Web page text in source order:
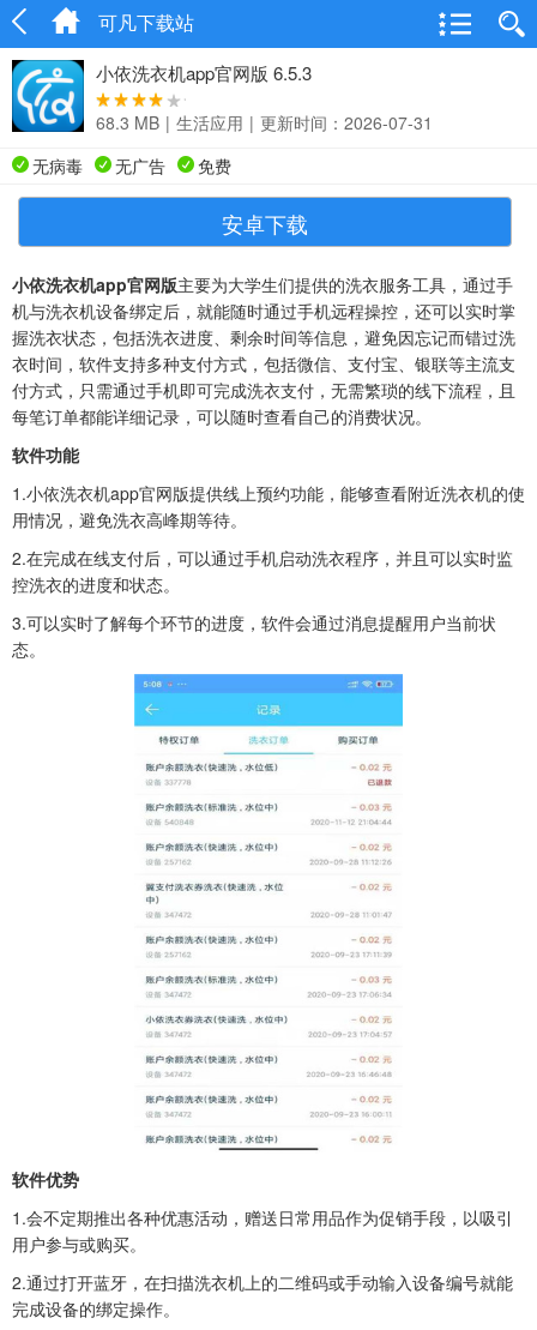
可凡下载站
小依洗衣机app官网版 6.5.3
68.3 MB | 生活应用 | 更新时间：2026-07-31
无病毒
无广告 免费
安卓下载
小依洗衣机app官网版主要为大学生们提供的洗衣服务工具，通过手
机与洗衣机设备绑定后，就能随时通过手机远程操控，还可以实时掌
握洗衣状态，包括洗衣进度、剩余时间等信息，避免因忘记而错过洗
衣时间，软件支持多种支付方式，包括微信、支付宝、银联等主流支
付方式，只需通过手机即可完成洗衣支付，无需繁琐的线下流程，且
每笔订单都能详细记录，可以随时查看自己的消费状况。
软件功能
1.小依洗衣机app官网版提供线上预约功能，能够查看附近洗衣机的使
用情况，避免洗衣高峰期等待。
2.在完成在线支付后，可以通过手机启动洗衣程序，并且可以实时监
控洗衣的进度和状态。
3.可以实时了解每个环节的进度，软件会通过消息提醒用户当前状
态。
软件优势
1.会不定期推出各种优惠活动，赠送日常用品作为促销手段，以吸引
用户参与或购买。
2.通过打开蓝牙，在扫描洗衣机上的二维码或手动输入设备编号就能
完成设备的绑定操作。